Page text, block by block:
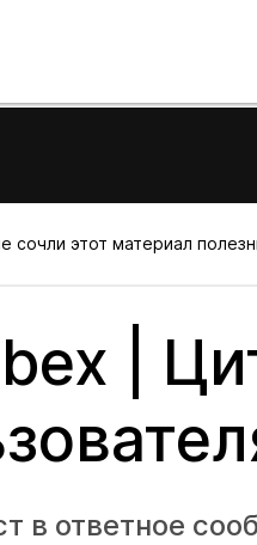
сочли этот материал
|
в ответное